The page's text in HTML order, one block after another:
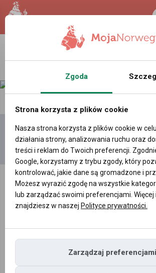
LANCASTER
33.3 °C
Dodaj
film
Moje
filmy
Zgoda
Strona korzysta z plików cookie
Nasza strona korzysta z plików cookie w
działania strony, analizowania ruchu oraz
treści i reklam do Twoich preferencji.
Google, korzystamy z trybu zgody, który
kontrolować, jakie dane są gromadzone i
Możesz wyrazić zgodę na wszystkie
lub zarządzać swoimi preferencjami.
znajdziesz w naszej Polityce prywatności.
Zarządzaj preferencjami